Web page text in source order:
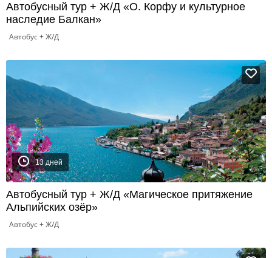
Автобусный тур + Ж/Д «О. Корфу и культурное
наследие Балкан»
Автобус + Ж/Д
13 дней
Автобусный тур + Ж/Д «Магическое притяжение
Альпийских озёр»
Автобус + Ж/Д